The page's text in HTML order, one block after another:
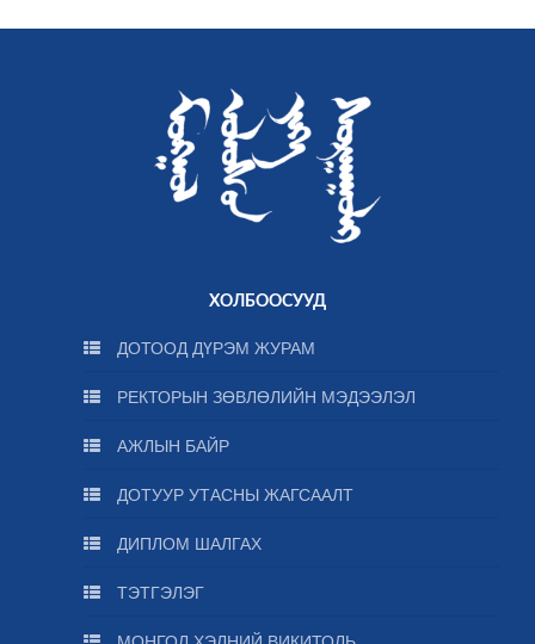
ХОЛБООСУУД
ДОТООД ДҮРЭМ ЖУРАМ
РЕКТОРЫН ЗӨВЛӨЛИЙН МЭДЭЭЛЭЛ
АЖЛЫН БАЙР
ДОТУУР УТАСНЫ ЖАГСААЛТ
ДИПЛОМ ШАЛГАХ
ТЭТГЭЛЭГ